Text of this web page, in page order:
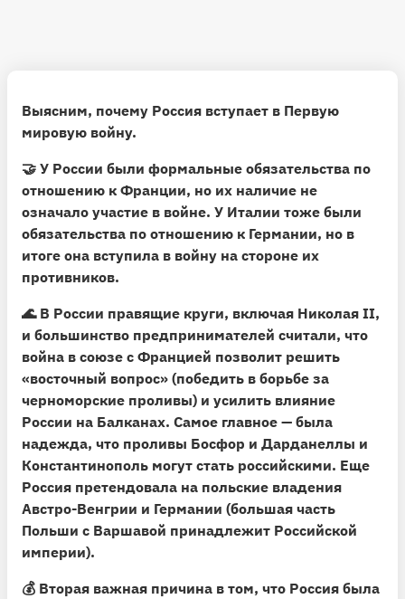
Выясним, почему Россия вступает в Первую
мировую войну.
🤝 У России были формальные обязательства по
отношению к Франции, но их наличие не
означало участие в войне. У Италии тоже были
обязательства по отношению к Германии, но в
итоге она вступила в войну на стороне их
противников.
🌊 В России правящие круги, включая Николая II,
и большинство предпринимателей считали, что
война в союзе с Францией позволит решить
«восточный вопрос» (победить в борьбе за
черноморские проливы) и усилить влияние
России на Балканах. Самое главное — была
надежда, что проливы Босфор и Дарданеллы и
Константинополь могут стать российскими. Еще
Россия претендовала на польские владения
Австро-Венгрии и Германии (большая часть
Польши с Варшавой принадлежит Российской
империи).
💰 Вторая важная причина в том, что Россия была